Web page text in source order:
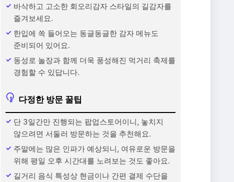
바삭하고 고소한 회오리감자 스타일의 길감자를
즐겨보세요.
한입에 쏙 들어오는 동글동글한 감자 메뉴도
준비되어 있어요.
동성로 놀장과 함께 더욱 풍성해진 먹거리 축제를
경험할 수 있답니다.
다정한 방문 꿀팁
단 3일간만 진행되는 팝업스토어이니, 놓치지
않으려면 서둘러 방문하는 것을 추천해요.
주말에는 많은 인파가 예상되니, 여유로운 방문을
위해 평일 오후 시간대를 노려보는 것도 좋아요.
길거리 음식 특성상 현금이나 간편 결제 수단을